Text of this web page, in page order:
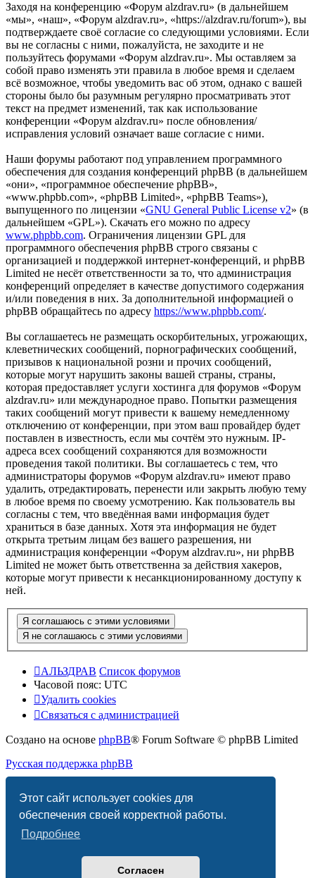
Этот сайт использует cookies для
обеспечения своей корректной работы.
Подробнее
Согласен
Заходя на конференцию «Форум alzdrav.ru» (в дальнейшем
«мы», «наш», «Форум alzdrav.ru», «https://alzdrav.ru/forum»), вы
подтверждаете своё согласие со следующими условиями. Если
вы не согласны с ними, пожалуйста, не заходите и не
пользуйтесь форумами «Форум alzdrav.ru». Мы оставляем за
собой право изменять эти правила в любое время и сделаем
всё возможное, чтобы уведомить вас об этом, однако с вашей
стороны было бы разумным регулярно просматривать этот
текст на предмет изменений, так как использование
конференции «Форум alzdrav.ru» после обновления/
исправления условий означает ваше согласие с ними.
Наши форумы работают под управлением программного
обеспечения для создания конференций phpBB (в дальнейшем
«они», «программное обеспечение phpBB»,
«www.phpbb.com», «phpBB Limited», «phpBB Teams»),
выпущенного по лицензии «GNU General Public License v2» (в
дальнейшем «GPL»). Скачать его можно по адресу
www.phpbb.com. Ограничения лицензии GPL для
программного обеспечения phpBB строго связаны с
организацией и поддержкой интернет-конференций, и phpBB
Limited не несёт ответственности за то, что администрация
конференций определяет в качестве допустимого содержания
и/или поведения в них. За дополнительной информацией о
phpBB обращайтесь по адресу https://www.phpbb.com/.
Вы соглашаетесь не размещать оскорбительных, угрожающих,
клеветнических сообщений, порнографических сообщений,
призывов к национальной розни и прочих сообщений,
которые могут нарушить законы вашей страны, страны,
которая предоставляет услуги хостинга для форумов «Форум
alzdrav.ru» или международное право. Попытки размещения
таких сообщений могут привести к вашему немедленному
отключению от конференции, при этом ваш провайдер будет
поставлен в известность, если мы сочтём это нужным. IP-
адреса всех сообщений сохраняются для возможности
проведения такой политики. Вы соглашаетесь с тем, что
администраторы форумов «Форум alzdrav.ru» имеют право
удалить, отредактировать, перенести или закрыть любую тему
в любое время по своему усмотрению. Как пользователь вы
согласны с тем, что введённая вами информация будет
храниться в базе данных. Хотя эта информация не будет
открыта третьим лицам без вашего разрешения, ни
администрация конференции «Форум alzdrav.ru», ни phpBB
Limited не может быть ответственна за действия хакеров,
которые могут привести к несанкционированному доступу к
ней.
АЛЬЗДРАВ Список форумов
Часовой пояс: UTC
Удалить cookies
Связаться с администрацией
Создано на основе phpBB® Forum Software © phpBB Limited
Русская поддержка phpBB